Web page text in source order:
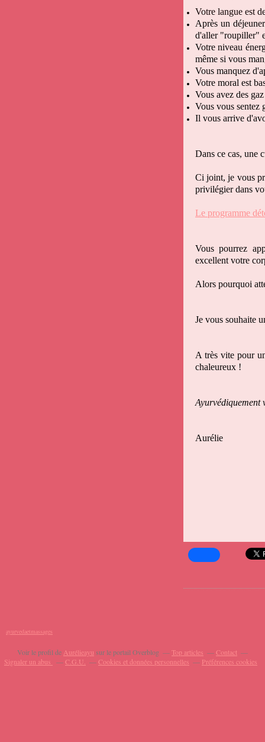
Votre langue est
Après un
d'aller "roupiller"
Votre niveau
même si vous
Vous manquez
Votre moral est
Vous avez des
Vous vous sentez
Il vous arrive
Dans ce cas, une
Ci joint, je vous
privilégier dans
Le programme
Vous pourrez
excellent votre
Alors pourquoi
Je vous souhaite
A très vite pour
chaleureux !
Ayurvédiquement
Aurélie
ayurvedaetmassages
Voir le profil de Aurélieayu sur le portail Overblog Top articles
Contact
Signaler un abus
C.G.U. Cookies et données personnelles Préférences cookies